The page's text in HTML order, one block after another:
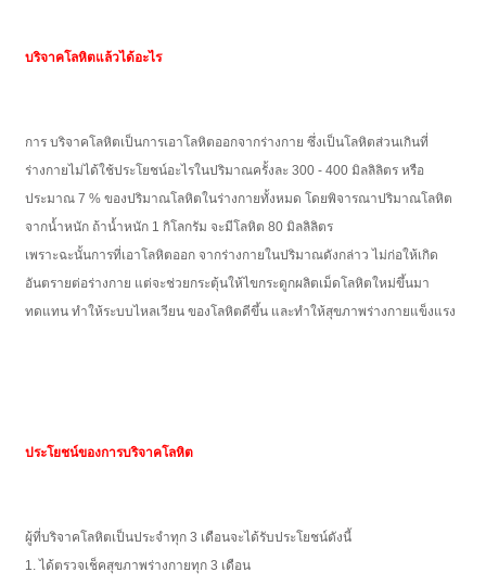
บริจาคโลหิตแล้วได้อะไร
การ บริจาคโลหิตเป็นการเอาโลหิตออกจากร่างกาย ซึ่งเป็นโลหิตส่วนเกินที่
ร่างกายไม่ได้ใช้ประโยชน์อะไรในปริมาณครั้งละ 300 - 400 มิลลิลิตร หรือ
ประมาณ 7 % ของปริมาณโลหิตในร่างกายทั้งหมด โดยพิจารณาปริมาณโลหิต
จากน้ำหนัก ถ้าน้ำหนัก 1 กิโลกรัม จะมีโลหิต 80 มิลลิลิตร
เพราะฉะนั้นการที่เอาโลหิตออก จากร่างกายในปริมาณดังกล่าว ไม่ก่อให้เกิด
อันตรายต่อร่างกาย แต่จะช่วยกระตุ้นให้ไขกระดูกผลิตเม็ดโลหิตใหม่ขึ้นมา
ทดแทน ทำให้ระบบไหลเวียน ของโลหิตดีขึ้น และทำให้สุขภาพร่างกายแข็งแรง
ประโยชน์ของการบริจาคโลหิต
ผู้ที่บริจาคโลหิตเป็นประจำทุก 3 เดือนจะได้รับประโยชน์ดังนี้
1. ได้ตรวจเช็คสุขภาพร่างกายทุก 3 เดือน